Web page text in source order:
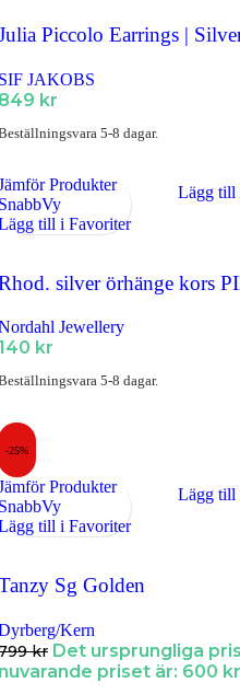
Piccolo Earrings |
JAKOBS
kr
5-8 dagar.
Produkter
till i Favoriter
Lägg till
silver örhänge kors
Jewellery
kr
5-8 dagar.
-25%
Produkter
till i Favoriter
Lägg till
Sg Golden
Kern
kr Det ursprungliga
priset är: 600